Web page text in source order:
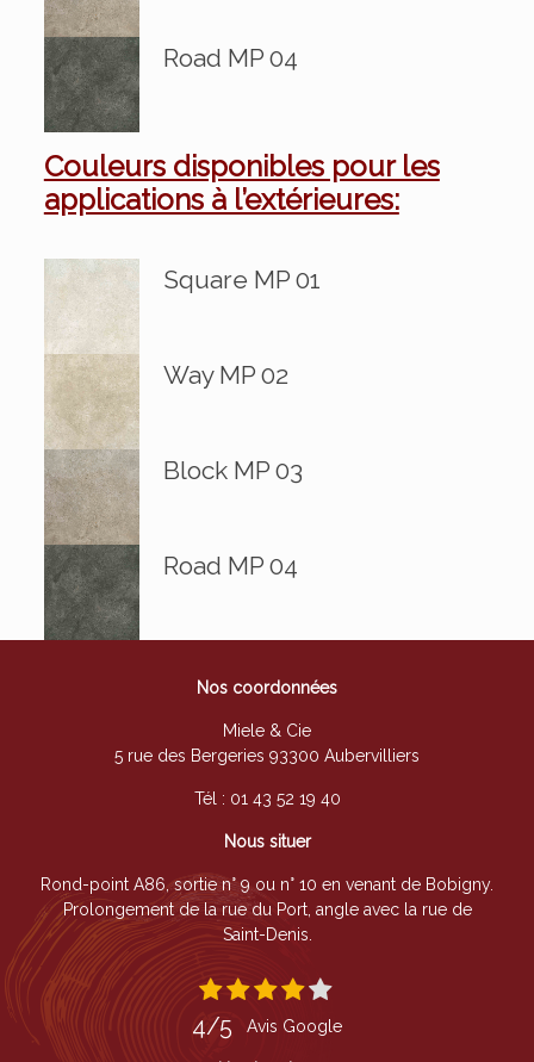
Road MP 04
Couleurs disponibles pour les
applications à l’extérieures:
Square MP 01
Way MP 02
Block MP 03
Road MP 04
Nos coordonnées
Miele & Cie
5 rue des Bergeries 93300 Aubervilliers
Tél : 01 43 52 19 40
Nous situer
Rond-point A86, sortie n° 9 ou n° 10 en venant de Bobigny.
Prolongement de la rue du Port, angle avec la rue de
Saint-Denis.
4/5 Avis Google